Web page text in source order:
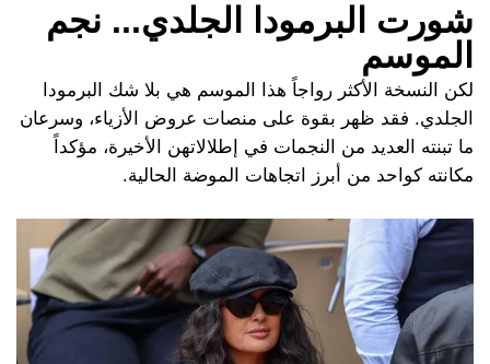
شورت البرمودا الجلدي... نجم
الموسم
لكن النسخة الأكثر رواجاً هذا الموسم هي بلا شك البرمودا
الجلدي. فقد ظهر بقوة على منصات عروض الأزياء، وسرعان
ما تبنته العديد من النجمات في إطلالاتهن الأخيرة، مؤكداً
مكانته كواحد من أبرز اتجاهات الموضة الحالية.